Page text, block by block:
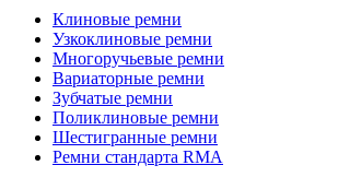
INDFORCE
Strongest
quantity
Клиновые ремни
Узкоклиновые ремни
Многоручьевые ремни
Вариаторные ремни
Зубчатые ремни
Поликлиновые ремни
Шестигранные ремни
Ремни стандарта RMA